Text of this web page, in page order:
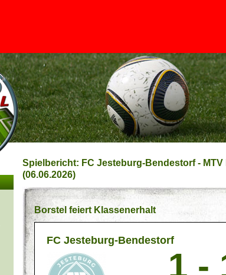
Spielbericht: FC Jesteburg-Bendestorf -
(06.06.2026)
Borstel feiert Klassenerhalt
FC Jesteburg-Bendestorf
1 -